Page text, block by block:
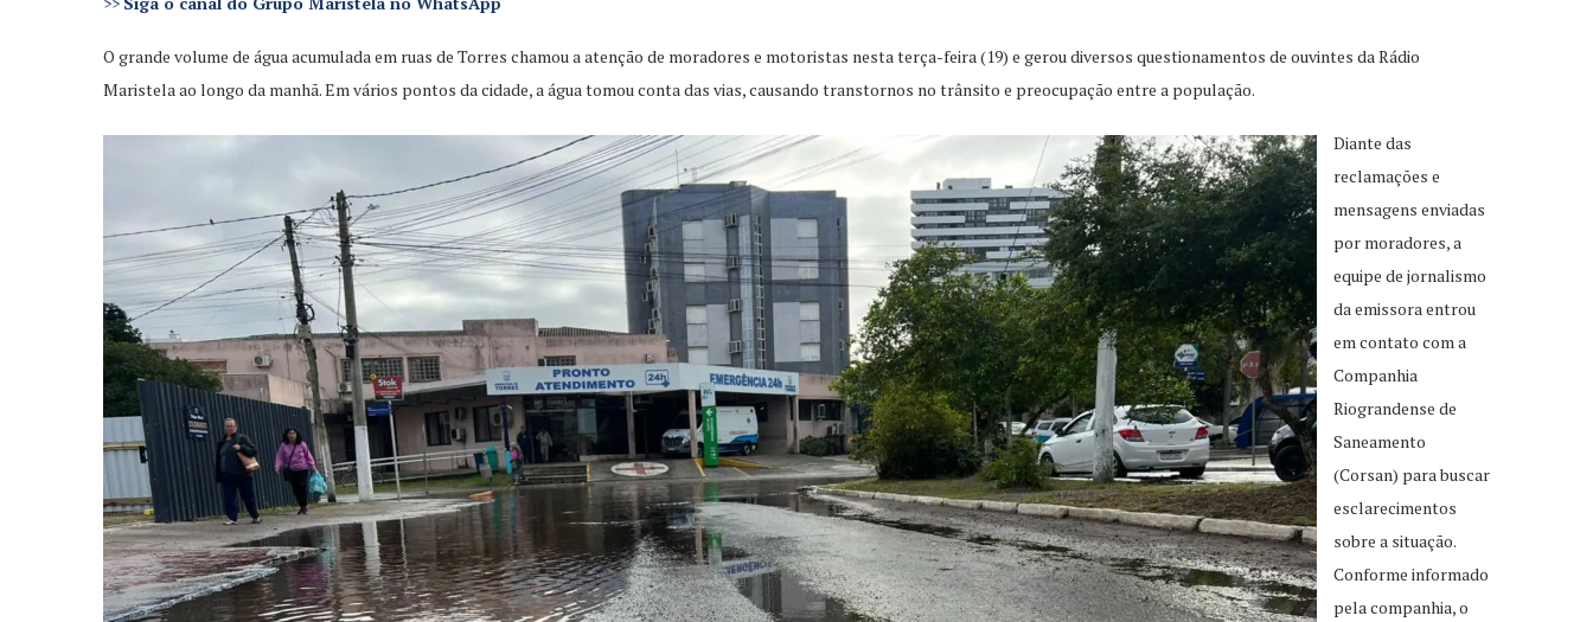
O grande volume de água acumulada em ruas de Torres chamou a atenção de moradores e motoristas nesta terça-feira (19) e gerou diversos questionamentos de ouvintes da Rádio
Maristela ao longo da manhã. Em vários pontos da cidade, a água tomou conta das vias, causando transtornos no trânsito e preocupação entre a população.
Diante das
reclamações e
mensagens enviadas
por moradores, a
equipe de jornalismo
da emissora entrou
em contato com a
Companhia
Riograndense de
Saneamento
(Corsan) para buscar
esclarecimentos
sobre a situação.
Conforme informado
pela companhia, o